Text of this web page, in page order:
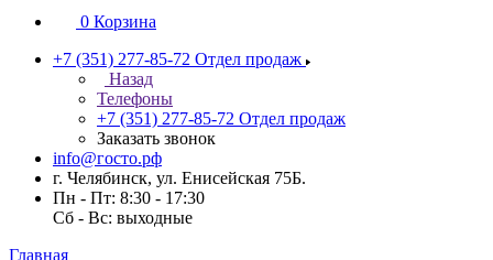
0 Корзина
+7 (351) 277-85-72 Отдел продаж
Назад
Телефоны
+7 (351) 277-85-72 Отдел продаж
Заказать звонок
info@госто.рф
г. Челябинск, ул. Енисейская 75Б.
Пн - Пт: 8:30 - 17:30
Сб - Вс: выходные
Главная